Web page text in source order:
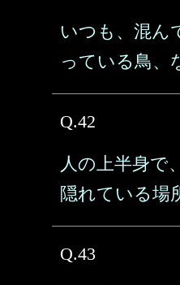
いつも、混ん
っている鳥、
Q.42
人の上半身で
隠れている場
Q.43